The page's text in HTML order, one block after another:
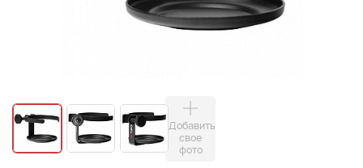
Добавить
свое
фото